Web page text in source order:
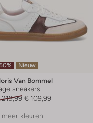
Nieuw
Van Bommel
sneakers
219,99 € 109,99
meer kleuren